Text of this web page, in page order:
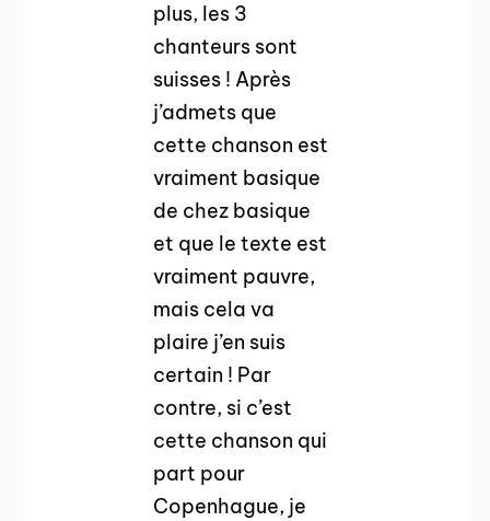
plus, les 3
chanteurs sont
suisses ! Après
j’admets que
cette chanson est
vraiment basique
de chez basique
et que le texte est
vraiment pauvre,
mais cela va
plaire j’en suis
certain ! Par
contre, si c’est
cette chanson qui
part pour
Copenhague, je